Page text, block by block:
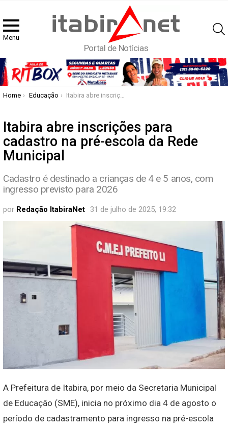
Menu
Portal de Notícias
You are here:
Home Educação Itabira abre inscrições para cadastro na pré-escola da Rede Municipal
Itabira abre inscrições para
cadastro na pré-escola da Rede
Municipal
Cadastro é destinado a crianças de 4 e 5 anos, com
ingresso previsto para 2026
por Redação ItabiraNet 31 de julho de 2025, 19:32
A Prefeitura de Itabira, por meio da Secretaria Municipal
de Educação (SME), inicia no próximo dia 4 de agosto o
período de cadastramento para ingresso na pré-escola